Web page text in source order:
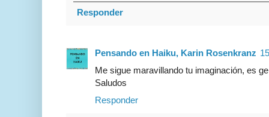
Responder
Pensando en Haiku, Karin Rosenkranz
Me sigue maravillando tu imaginación, es
Saludos
Responder